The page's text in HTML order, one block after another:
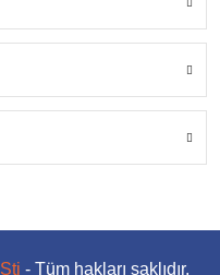
- Tüm hakları saklıdır.